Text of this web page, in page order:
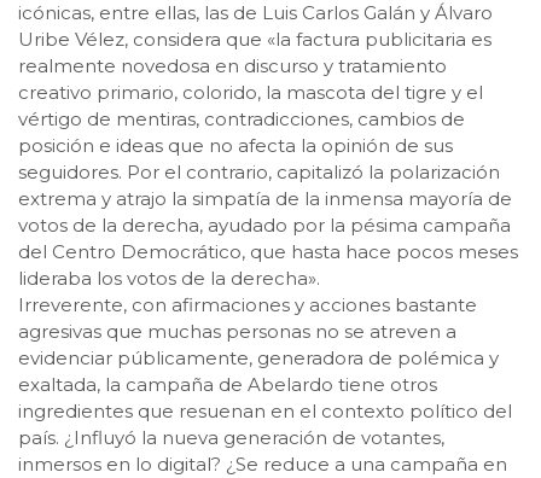
icónicas, entre ellas, las de Luis Carlos Galán y Álvaro
Uribe Vélez, considera que «la factura publicitaria es
realmente novedosa en discurso y tratamiento
creativo primario, colorido, la mascota del tigre y el
vértigo de mentiras, contradicciones, cambios de
posición e ideas que no afecta la opinión de sus
seguidores. Por el contrario, capitalizó la polarización
extrema y atrajo la simpatía de la inmensa mayoría de
votos de la derecha, ayudado por la pésima campaña
del Centro Democrático, que hasta hace pocos meses
lideraba los votos de la derecha».
Irreverente, con afirmaciones y acciones bastante
agresivas que muchas personas no se atreven a
evidenciar públicamente, generadora de polémica y
exaltada, la campaña de Abelardo tiene otros
ingredientes que resuenan en el contexto político del
país. ¿Influyó la nueva generación de votantes,
inmersos en lo digital? ¿Se reduce a una campaña en